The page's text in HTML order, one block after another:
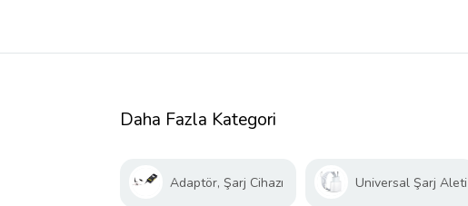
Daha Fazla Kategori
Adaptör, Şarj Cihazı Universal Şarj Aleti